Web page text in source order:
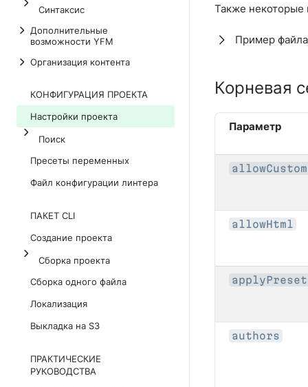
Синтаксис
Дополнительные
возможности YFM
Организация контента
КОНФИГУРАЦИЯ ПРОЕКТА
Настройки проекта
Поиск
Пресеты переменных
Файл конфигурации линтера
ПАКЕТ CLI
Создание проекта
Сборка проекта
Сборка одного файла
Локализация
Выкладка на S3
ПРАКТИЧЕСКИЕ
РУКОВОДСТВА
Также
Пример
Корневая
Параметр
allowHtml
authors